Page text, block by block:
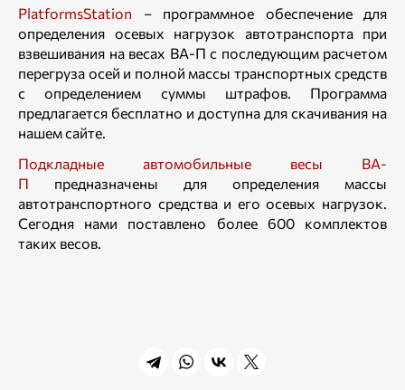
PlatformsStation – программное обеспечение для
определения осевых нагрузок автотранспорта при
взвешивания на весах ВА-П с последующим расчетом
перегруза осей и полной массы транспортных средств
с определением суммы штрафов. Программа
предлагается бесплатно и доступна для скачивания на
нашем сайте.
Подкладные автомобильные весы ВА-
П предназначены для определения массы
автотранспортного средства и его осевых нагрузок.
Сегодня нами поставлено более 600 комплектов
таких весов.